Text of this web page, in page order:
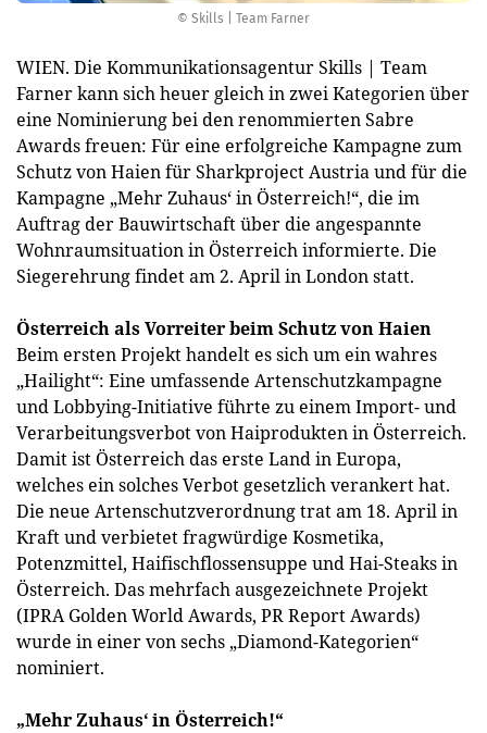
© Skills | Team Farner
WIEN. Die Kommunikationsagentur Skills | Team
Farner kann sich heuer gleich in zwei Kategorien über
eine Nominierung bei den renommierten Sabre
Awards freuen: Für eine erfolgreiche Kampagne zum
Schutz von Haien für Sharkproject Austria und für die
Kampagne „Mehr Zuhaus‘ in Österreich!“, die im
Auftrag der Bauwirtschaft über die angespannte
Wohnraumsituation in Österreich informierte. Die
Siegerehrung findet am 2. April in London statt.
Österreich als Vorreiter beim Schutz von Haien
Beim ersten Projekt handelt es sich um ein wahres
„Hailight“: Eine umfassende Artenschutzkampagne
und Lobbying-Initiative führte zu einem Import- und
Verarbeitungsverbot von Haiprodukten in Österreich.
Damit ist Österreich das erste Land in Europa,
welches ein solches Verbot gesetzlich verankert hat.
Die neue Artenschutzverordnung trat am 18. April in
Kraft und verbietet fragwürdige Kosmetika,
Potenzmittel, Haifischflossensuppe und Hai-Steaks in
Österreich. Das mehrfach ausgezeichnete Projekt
(IPRA Golden World Awards, PR Report Awards)
wurde in einer von sechs „Diamond-Kategorien“
nominiert.
„Mehr Zuhaus‘ in Österreich!“